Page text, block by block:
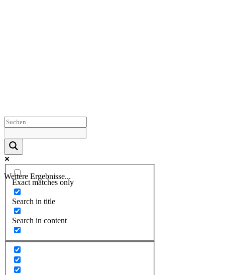
Weitere Ergebnisse...
Exact matches only
Search in title
Search in content